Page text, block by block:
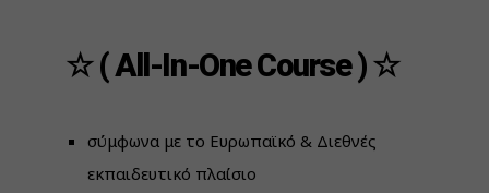
☆ ( All-In-One Course ) ☆
σύμφωνα με το Ευρωπαϊκό & Διεθνές
εκπαιδευτικό πλαίσιο